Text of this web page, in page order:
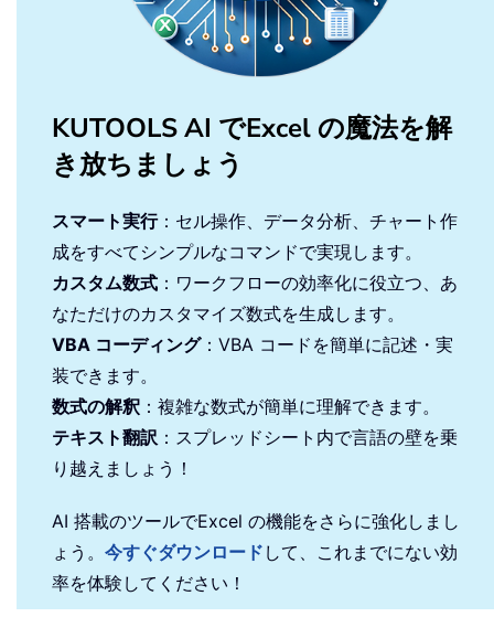
KUTOOLS AI でExcel の魔法を解
き放ちましょう
スマート実行：セル操作、データ分析、チャート作
成をすべてシンプルなコマンドで実現します。
カスタム数式 ：ワークフローの効率化に役立つ、あ
なただけのカスタマイズ数式を生成します。
VBA コーディング：VBA コードを簡単に記述・実
装できます。
数式の解釈 ：複雑な数式が簡単に理解できます。
テキスト翻訳 ：スプレッドシート内で言語の壁を乗
り越えましょう！
AI 搭載のツールでExcel の機能をさらに強化しまし
ょう。 今すぐダウンロード して、これまでにない効
率を体験してください！